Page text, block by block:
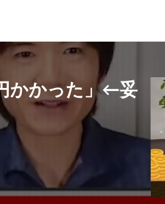
かかった」←妥